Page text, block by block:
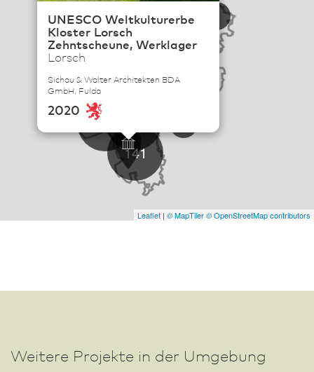
19
114
141
101
UNESCO Weltkulturerbe
Kloster Lorsch
Zehntscheune, Werklager
Lorsch
Sichau & Walter Architekten BDA
GmbH, Fulda
2020
Leaflet | © MapTiler© OpenStreetMap contributors
Weitere Projekte in der Umgebung